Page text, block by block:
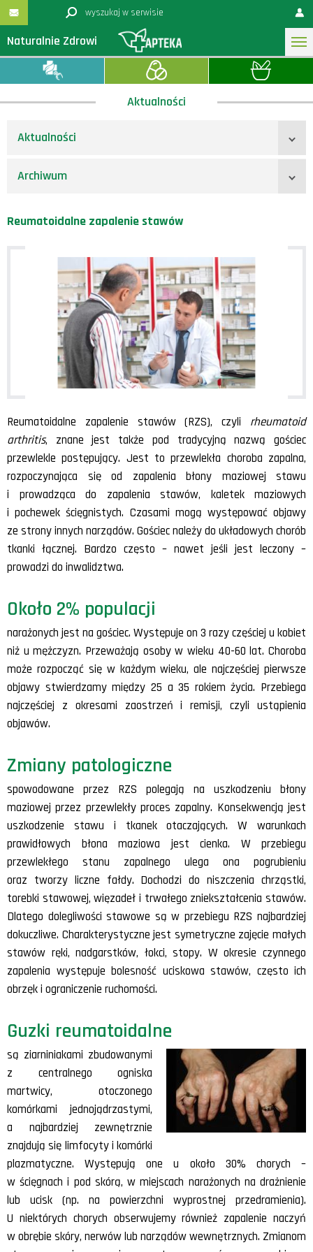
Naturalnie Zdrowi
Aktualności
Aktualności
Archiwum
Reumatoidalne zapalenie stawów
Reumatoidalne zapalenie stawów (RZS), czyli rheumatoid
arthritis, znane jest także pod tradycyjną nazwą gościec
przewlekle postępujący. Jest to przewlekła choroba zapalna,
rozpoczynająca się od zapalenia błony maziowej stawu
i prowadząca do zapalenia stawów, kaletek maziowych
i pochewek ścięgnistych. Czasami mogą występować objawy
ze strony innych narządów. Gościec należy do układowych chorób
tkanki łącznej. Bardzo często – nawet jeśli jest leczony –
prowadzi do inwalidztwa.
Około 2% populacji
narażonych jest na gościec. Występuje on 3 razy częściej u kobiet
niż u mężczyzn. Przeważają osoby w wieku 40-60 lat. Choroba
może rozpocząć się w każdym wieku, ale najczęściej pierwsze
objawy stwierdzamy między 25 a 35 rokiem życia. Przebiega
najczęściej z okresami zaostrzeń i remisji, czyli ustąpienia
objawów.
Zmiany patologiczne
spowodowane przez RZS polegają na uszkodzeniu błony
maziowej przez przewlekły proces zapalny. Konsekwencją jest
uszkodzenie stawu i tkanek otaczających. W warunkach
prawidłowych błona maziowa jest cienka. W przebiegu
przewlekłego stanu zapalnego ulega ona pogrubieniu
oraz tworzy liczne fałdy. Dochodzi do niszczenia chrząstki,
torebki stawowej, więzadeł i trwałego zniekształcenia stawów.
Dlatego dolegliwości stawowe są w przebiegu RZS najbardziej
dokuczliwe. Charakterystyczne jest symetryczne zajęcie małych
stawów ręki, nadgarstków, łokci, stopy. W okresie czynnego
zapalenia występuje bolesność uciskowa stawów, często ich
obrzęk i ograniczenie ruchomości.
Guzki reumatoidalne
są ziarniniakami zbudowanymi
z centralnego ogniska
martwicy, otoczonego
komórkami jednojądrzastymi,
a najbardziej zewnętrznie
znajdują się limfocyty i komórki
plazmatyczne. Występują one u około 30% chorych –
w ścięgnach i pod skórą, w miejscach narażonych na drażnienie
lub ucisk (np. na powierzchni wyprostnej przedramienia).
U niektórych chorych obserwujemy również zapalenie naczyń
w obrębie skóry, nerwów lub narządów wewnętrznych. Zmianom